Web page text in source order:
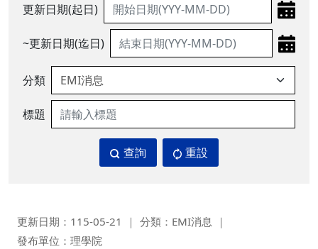
更新日期(起日)
~更新日期(迄日)
分類
標題
查詢 重設
更新日期：115-05-21
分類：EMI消息
發布單位：理學院